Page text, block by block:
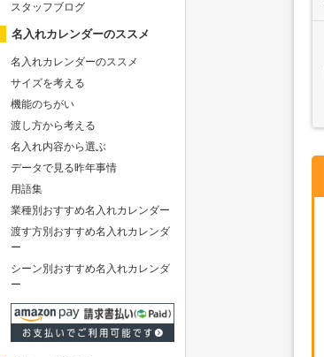
スタッフブログ
名入れカレンダーのススメ
名入れカレンダーのススメ
サイズを考える
機能のちがい
渡し方から考える
名入れ内容から選ぶ
データで見る昨年事情
用語集
業種別おすすめ名入れカレンダー
渡す方別おすすめ名入れカレンダ
ー
シーン別おすすめ名入れカレンダ
ー